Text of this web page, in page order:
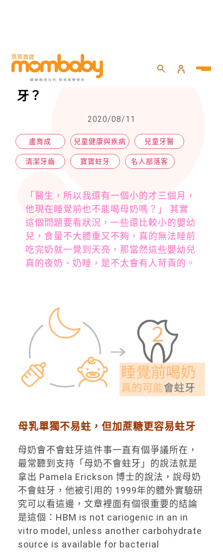
HOME 專欄 名人部落客
終結謠言！睡覺前喝母奶可能會蛀
牙？
2020/08/11
盧育成 兒童健康與疾病 兒童牙醫
清潔牙齒 寶寶蛀牙 名人部落客
「醫生，所以我還有一個小的才三個月，
他現在睡覺前也不能喝母奶嗎？」 其實
這個問題要看狀況，一些還比較小的嬰幼
兒，食量不大體重又不夠，真的無法睡前
吃完奶就一覺到天亮，那當然這些嬰幼兒
真的夜奶、奶睡，是不太會有人苛責的。
母乳單獨不易蛀，但加蔗糖更容易蛀牙
母奶會不會蛀牙這件事一直有個爭議所在，
最常聽到支持「母奶不會蛀牙」的說法就是
拿出 Pamela Erickson 博士的說法，說母奶
不會蛀牙，他被引用的 1999年的體外實驗研
究可以看這邊，文章裡面有個很重要的結論
是這個：HBM is not cariogenic in an in
vitro model, unless another carbohydrate
source is available for bacterial